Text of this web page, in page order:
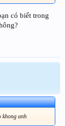
có biết trong
khong anh